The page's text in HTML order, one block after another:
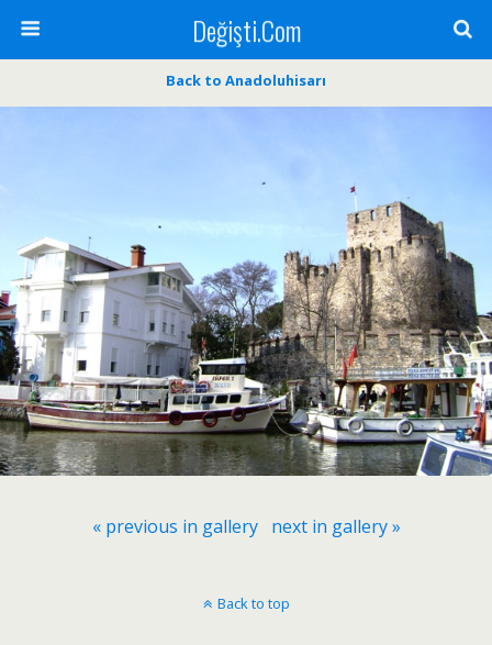
Değişti.Com
Back to Anadoluhisarı
« previous in gallery next in gallery »
Back to top